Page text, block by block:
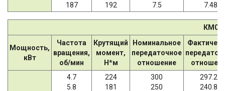
187
192
7.5
7.48
Мощность,
кВт
Частота
вращения,
об/мин
Крутящий
момент,
Н*м
Номинальное
передаточное
отношение
4.7
5.8
224
181
300
250
297.21
240.89